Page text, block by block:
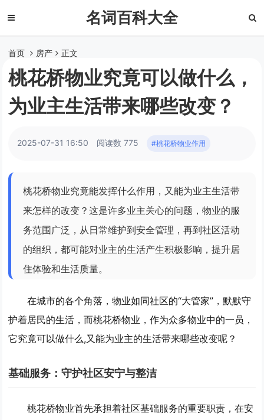
名词百科大全
首页 房产 正文
桃花桥物业究竟可以做什么，
为业主生活带来哪些改变？
2025-07-31 16:50 阅读数 775 #桃花桥物业作用
桃花桥物业究竟能发挥什么作用，又能为业主生活带
来怎样的改变？这是许多业主关心的问题，物业的服
务范围广泛，从日常维护到安全管理，再到社区活动
的组织，都可能对业主的生活产生积极影响，提升居
住体验和生活质量。
在城市的各个角落，物业如同社区的“大管家”，默默守
护着居民的生活，而桃花桥物业，作为众多物业中的一员，
它究竟可以做什么,又能为业主的生活带来哪些改变呢？
基础服务：守护社区安宁与整洁
桃花桥物业首先承担着社区基础服务的重要职责，在安